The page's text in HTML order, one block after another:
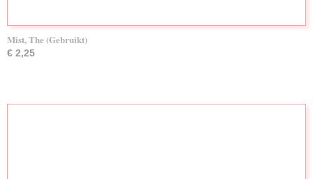
Mist, The (Gebruikt)
€ 2,25